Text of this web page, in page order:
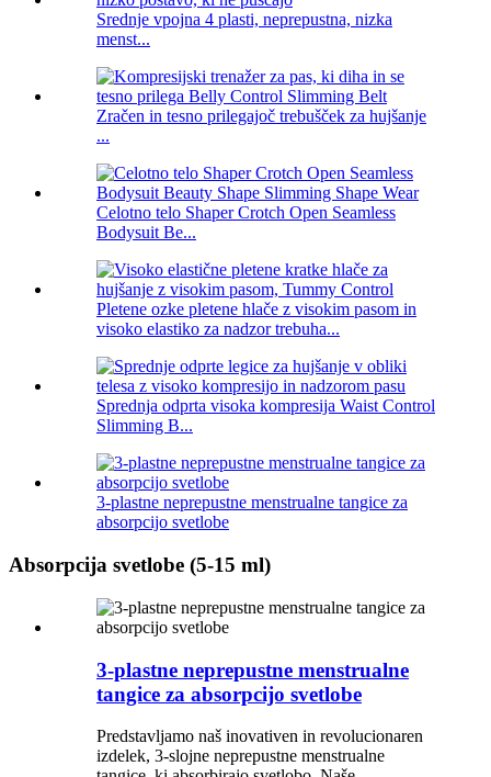
Srednje vpojna 4 plasti, neprepustna, nizka
menst...
Zračen in tesno prilegajoč trebušček za hujšanje
...
Celotno telo Shaper Crotch Open Seamless
Bodysuit Be...
Pletene ozke pletene hlače z visokim pasom in
visoko elastiko za nadzor trebuha...
Sprednja odprta visoka kompresija Waist Control
Slimming B...
3-plastne neprepustne menstrualne tangice za
absorpcijo svetlobe
Absorpcija svetlobe (5-15 ml)
3-plastne neprepustne menstrualne
tangice za absorpcijo svetlobe
Predstavljamo naš inovativen in revolucionaren
izdelek, 3-slojne neprepustne menstrualne